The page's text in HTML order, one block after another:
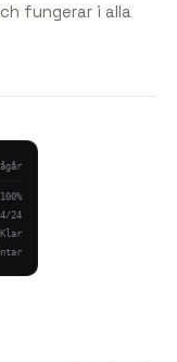
fungerar i alla
100%
24
Klar